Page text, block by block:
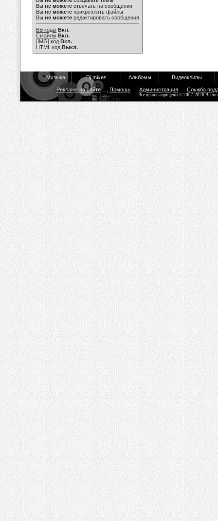
Вы не можете отвечать на сообщения
Вы не можете прикреплять файлы
Вы не можете редактировать сообщения
BB коды Вкл.
Смайлы Вкл.
[IMG] код Вкл.
HTML код Выкл.
Музыка Dj mixes Альбомы Видеоклипы
Реклама на сайте Помощь Администрация Служба
Все права защищены © 2007-2026